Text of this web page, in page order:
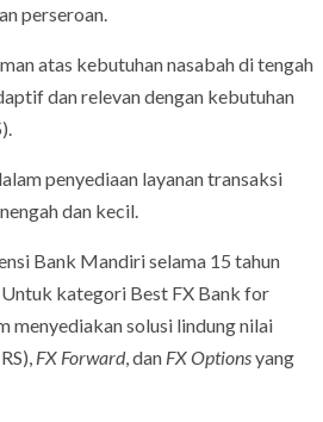
perseroan.
atas kebutuhan nasabah di tengah
dan relevan dengan kebutuhan
penyediaan layanan transaksi
dan kecil.
Bank Mandiri selama 15 tahun
kategori Best FX Bank for
menyediakan solusi lindung nilai
FX Forward, dan FX Optionsyang